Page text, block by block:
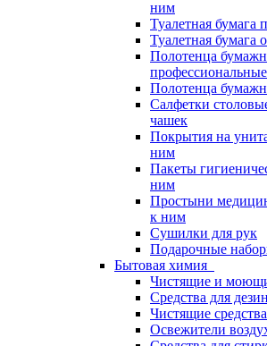
ним
Туалетная бумага
Туалетная бумага
Полотенца
профессиональные
Полотенца
Салфетки
чашек
Покрытия на
ним
Пакеты
ним
Простыни
к ним
Сушилки для рук
Подарочные
Бытовая химия
Чистящие и
Средства для
Чистящие
Освежители